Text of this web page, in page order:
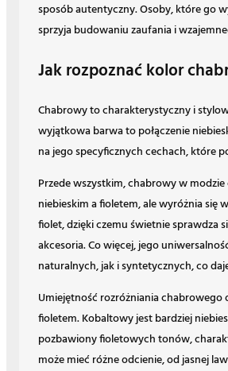
sposób autentyczny. Osoby, które go
sprzyja budowaniu zaufania i
Jak rozpoznać kolor
Chabrowy to charakterystyczny i
wyjątkowa barwa to połączenie
na jego specyficznych cechach, które
Przede wszystkim, chabrowy w
niebieskim a fioletem, ale wyróżnia się
fiolet, dzięki czemu świetnie sprawdza
akcesoria. Co więcej, jego
naturalnych, jak i syntetycznych, co
Umiejętność rozróżniania
fioletem. Kobaltowy jest bardziej
pozbawiony fioletowych tonów,
może mieć różne odcienie, od jasnej